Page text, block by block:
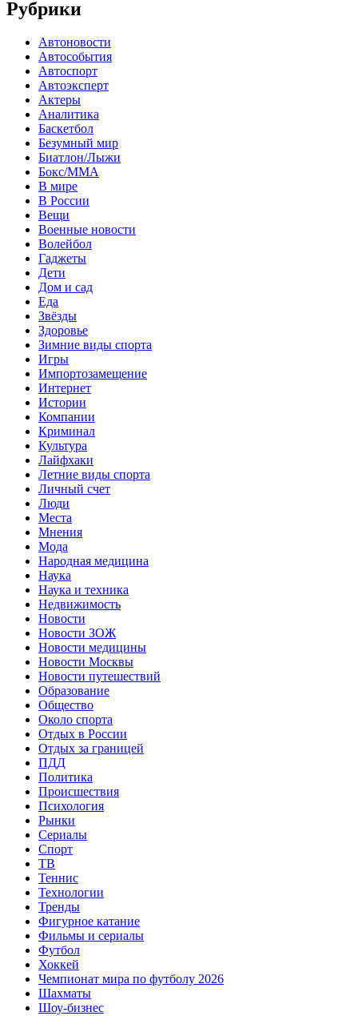
Рубрики
Автоновости
Автособытия
Автоспорт
Автоэксперт
Актеры
Аналитика
Баскетбол
Безумный мир
Биатлон/Лыжи
Бокс/MMA
В мире
В России
Вещи
Военные новости
Волейбол
Гаджеты
Дети
Дом и сад
Еда
Звёзды
Здоровье
Зимние виды спорта
Игры
Импортозамещение
Интернет
Истории
Компании
Криминал
Культура
Лайфхаки
Летние виды спорта
Личный счет
Люди
Места
Мнения
Мода
Народная медицина
Наука
Наука и техника
Недвижимость
Новости
Новости ЗОЖ
Новости медицины
Новости Москвы
Новости путешествий
Образование
Общество
Около спорта
Отдых в России
Отдых за границей
ПДД
Политика
Происшествия
Психология
Рынки
Сериалы
Спорт
ТВ
Теннис
Технологии
Тренды
Фигурное катание
Фильмы и сериалы
Футбол
Хоккей
Чемпионат мира по футболу 2026
Шахматы
Шоу-бизнес